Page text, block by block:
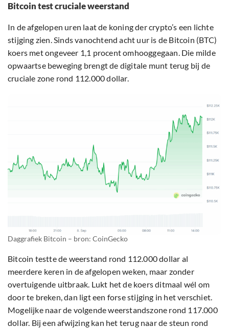
Bitcoin test cruciale weerstand
In de afgelopen uren laat de koning der crypto’s een lichte
stijging zien. Sinds vanochtend acht uur is de Bitcoin (BTC)
koers met ongeveer 1,1 procent omhooggegaan. Die milde
opwaartse beweging brengt de digitale munt terug bij de
cruciale zone rond 112.000 dollar.
Daggrafiek Bitcoin – bron: CoinGecko
Bitcoin testte de weerstand rond 112.000 dollar al
meerdere keren in de afgelopen weken, maar zonder
overtuigende uitbraak. Lukt het de koers ditmaal wél om
door te breken, dan ligt een forse stijging in het verschiet.
Mogelijke naar de volgende weerstandszone rond 117.000
dollar. Bij een afwijzing kan het terug naar de steun rond